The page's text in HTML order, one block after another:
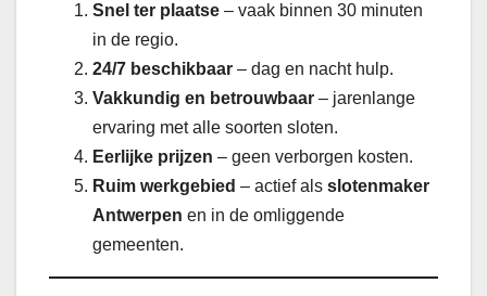
Snel ter plaatse – vaak binnen 30 minuten
in de regio.
24/7 beschikbaar – dag en nacht hulp.
Vakkundig en betrouwbaar – jarenlange
ervaring met alle soorten sloten.
Eerlijke prijzen – geen verborgen kosten.
Ruim werkgebied – actief als slotenmaker
Antwerpen en in de omliggende
gemeenten.